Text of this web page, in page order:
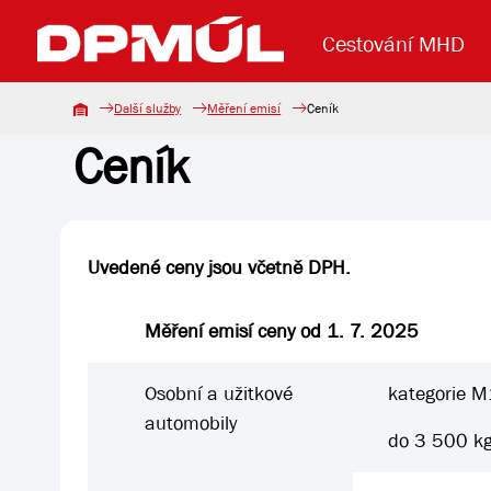
Cestování MHD
Uzavření mostu Dr. E. Beneše
Lanová dráha
Základní údaje
Další služby Měření emisí Ceník
Ceník
Uvedené ceny jsou včetně DPH.
Měření emisí ceny od 1. 7. 2025
Osobní a užitkové
automobily
kategorie
do 3 500